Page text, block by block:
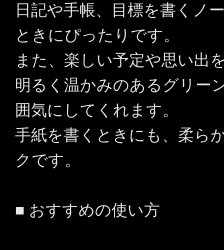
日記や手帳、目標を書くノ
ときにぴったりです。
また、楽しい予定や思い出
明るく温かみのあるグリー
囲気にしてくれます。
手紙を書くときにも、柔ら
クです。
■ おすすめの使い方